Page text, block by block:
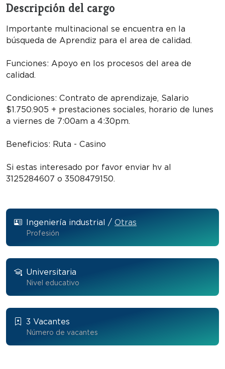
Descripción del cargo
Importante multinacional se encuentra en la
búsqueda de Aprendiz para el area de calidad.
Funciones: Apoyo en los procesos del area de
calidad.
Condiciones: Contrato de aprendizaje, Salario
$1.750.905 + prestaciones sociales, horario de lunes
a viernes de 7:00am a 4:30pm.
Beneficios: Ruta - Casino
Si estas interesado por favor enviar hv al
3125284607 o 3508479150.
Ingeniería industrial / Otras
Profesión
Universitaria
Nivel educativo
3 Vacantes
Número de vacantes